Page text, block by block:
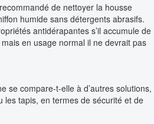
de nettoyer la housse
humide sans détergents abrasifs.
antidérapantes s’il accumule de
en usage normal il ne devrait pas
se compare-t-elle à d’autres solutions,
les tapis, en termes de sécurité et de